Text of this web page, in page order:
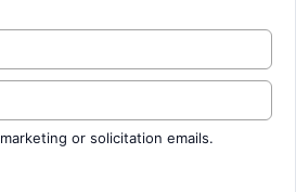
or solicitation emails.